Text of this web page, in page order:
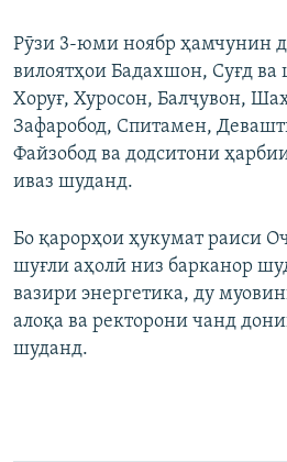
Рӯзи 3-юми ноябр ҳамчунин
вилоятҳои Бадахшон, Суғд
Хоруғ, Хуросон, Балҷувон,
Зафаробод, Спитамен,
Файзобод ва додситони
иваз шуданд.
Бо қарорҳои ҳукумат раиси
шуғли аҳолӣ низ барканор
вазири энергетика, ду
алоқа ва ректорони чанд
шуданд.